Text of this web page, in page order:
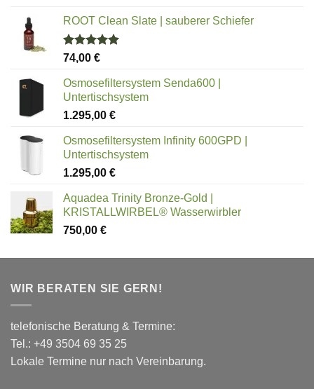
ROOT Clean Slate | sauberer Schiefer
Bewertet
von 5
74,00 €
Osmosefiltersystem Senda600 |
Untertischsystem
1.295,00 €
Osmosefiltersystem Infinity 600GPD |
Untertischsystem
1.295,00 €
Aquadea Trinity Bronze-Gold |
KRISTALLWIRBEL® Wasserwirbler
750,00 €
WIR BERATEN SIE GERN!
telefonische Beratung & Termine:
Tel.: +49 3504 69 35 25
Lokale Termine nur nach Vereinbarung.